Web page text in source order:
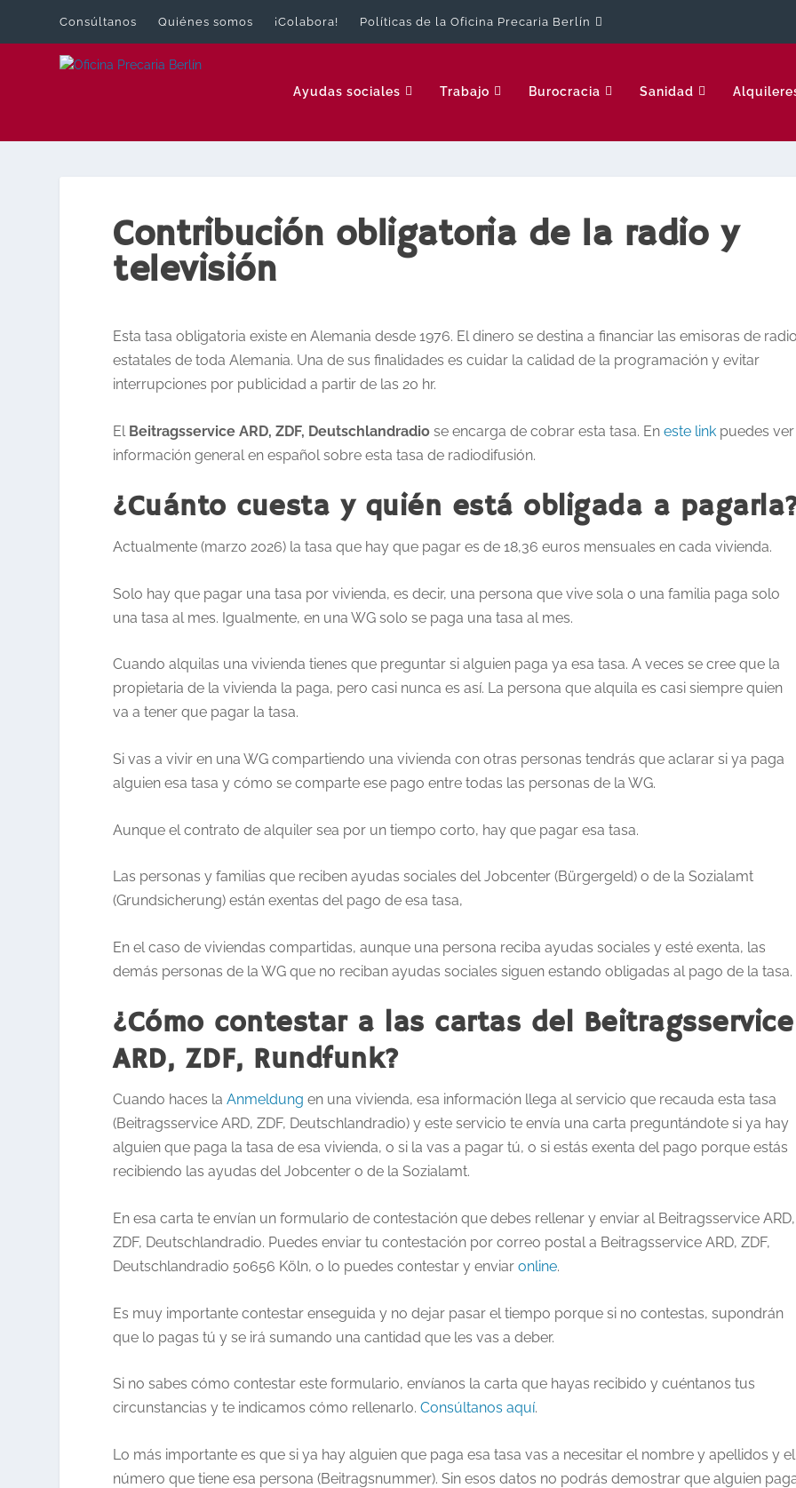
Consúltanos Quiénes somos ¡Colabora! Políticas de la Oficina Precaria Berlín
Ayudas sociales Trabajo Burocracia Sanidad
Contribución obligatoria de la radio y
televisión
Esta tasa obligatoria existe en Alemania desde 1976. El dinero se destina a financiar las emisoras de
estatales de toda Alemania. Una de sus finalidades es cuidar la calidad de la programación y evitar
interrupciones por publicidad a partir de las 20 hr.
El Beitragsservice ARD, ZDF, Deutschlandradio se encarga de cobrar esta tasa. Eneste link puedes ver
información general en español sobre esta tasa de radiodifusión.
¿Cuánto cuesta y quién está obligada a
Actualmente (marzo 2026) la tasa que hay que pagar es de 18,36 euros mensuales en cada vivienda.
Solo hay que pagar una tasa por vivienda, es decir, una persona que vive sola o una familia paga solo
una tasa al mes. Igualmente, en una WG solo se paga una tasa al mes.
Cuando alquilas una vivienda tienes que preguntar si alguien paga ya esa tasa. A veces se cree que la
propietaria de la vivienda la paga, pero casi nunca es así. La persona que alquila es casi siempre quien
va a tener que pagar la tasa.
Si vas a vivir en una WG compartiendo una vivienda con otras personas tendrás que aclarar si ya paga
alguien esa tasa y cómo se comparte ese pago entre todas las personas de la WG.
Aunque el contrato de alquiler sea por un tiempo corto, hay que pagar esa tasa.
Las personas y familias que reciben ayudas sociales del Jobcenter (Bürgergeld) o de la Sozialamt
(Grundsicherung) están exentas del pago de esa tasa,
En el caso de viviendas compartidas, aunque una persona reciba ayudas sociales y esté exenta, las
demás personas de la WG que no reciban ayudas sociales siguen estando obligadas al pago de la tasa.
¿Cómo contestar a las cartas del Beitragsservice
ARD, ZDF, Rundfunk?
Cuando haces laAnmeldung en una vivienda, esa información llega al servicio que recauda esta tasa
(Beitragsservice ARD, ZDF, Deutschlandradio) y este servicio te envía una carta preguntándote si ya hay
alguien que paga la tasa de esa vivienda, o si la vas a pagar tú, o si estás exenta del pago porque estás
recibiendo las ayudas del Jobcenter o de la Sozialamt.
En esa carta te envían un formulario de contestación que debes rellenar y enviar al Beitragsservice ARD,
ZDF, Deutschlandradio. Puedes enviar tu contestación por correo postal a Beitragsservice ARD, ZDF,
Deutschlandradio 50656 Köln, o lo puedes contestar y enviaronline.
Es muy importante contestar enseguida y no dejar pasar el tiempo porque si no contestas, supondrán
que lo pagas tú y se irá sumando una cantidad que les vas a deber.
Si no sabes cómo contestar este formulario, envíanos la carta que hayas recibido y cuéntanos tus
circunstancias y te indicamos cómo rellenarlo.Consúltanos aquí.
Lo más importante es que si ya hay alguien que paga esa tasa vas a necesitar el nombre y apellidos y el
número que tiene esa persona (Beitragsnummer). Sin esos datos no podrás demostrar que alguien